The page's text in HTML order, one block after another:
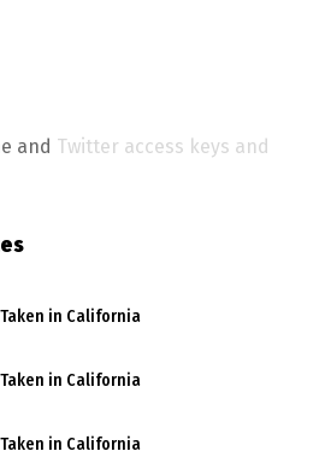
and Twitter access keys and
in California
in California
in California